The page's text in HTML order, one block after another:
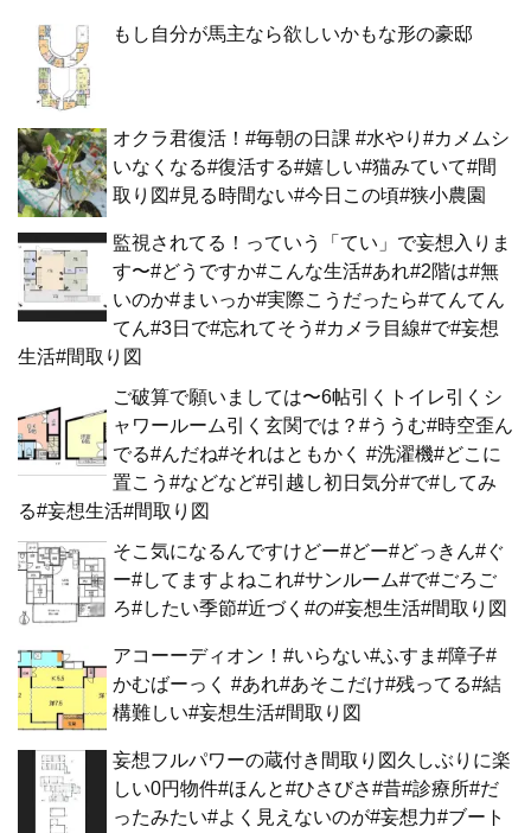
もし自分が馬主なら欲しいかもな形の豪邸
オクラ君復活！#毎朝の日課 #水やり#カメムシ
いなくなる#復活する#嬉しい#猫みていて#間
取り図#見る時間ない#今日この頃#狭小農園
監視されてる！っていう「てい」で妄想入りま
す〜#どうですか#こんな生活#あれ#2階は#無
いのか#まいっか#実際こうだったら#てんてん
てん#3日で#忘れてそう#カメラ目線#で#妄想
生活#間取り図
ご破算で願いましては〜6帖引くトイレ引くシ
ャワールーム引く玄関では？#ううむ#時空歪ん
でる#んだね#それはともかく #洗濯機#どこに
置こう#などなど#引越し初日気分#で#してみ
る#妄想生活#間取り図
そこ気になるんですけどー#どー#どっきん#ぐ
ー#してますよねこれ#サンルーム#で#ごろご
ろ#したい季節#近づく#の#妄想生活#間取り図
アコーーディオン！#いらない#ふすま#障子#
かむばーっく #あれ#あそこだけ#残ってる#結
構難しい#妄想生活#間取り図
妄想フルパワーの蔵付き間取り図久しぶりに楽
しい0円物件#ほんと#ひさびさ#昔#診療所#だ
ったみたい#よく見えないのが#妄想力#ブート